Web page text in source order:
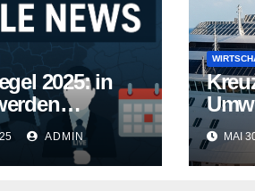
2025: in
noch
ADMIN MAI